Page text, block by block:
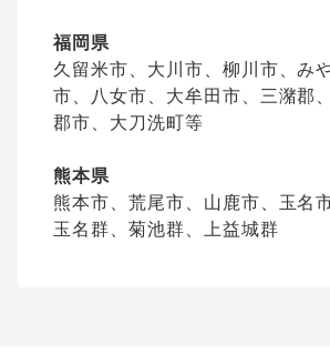
福岡県
久留米市、大川市、柳川市、み
市、八女市、大牟田市、三潴郡
郡市、大刀洗町等
熊本県
熊本市、荒尾市、山鹿市、玉名
玉名群、菊池群、上益城群